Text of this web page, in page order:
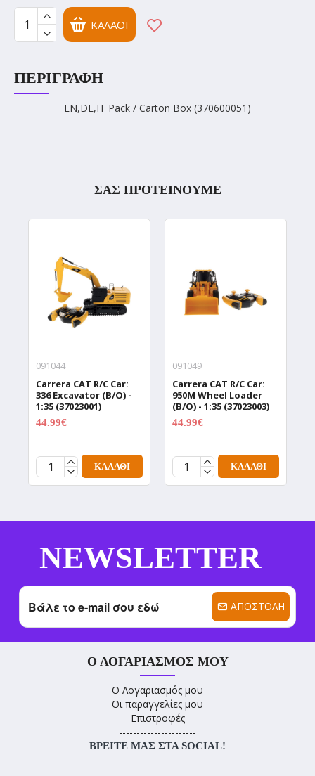
ΚΑΛΆΘΙ
ΠΕΡΙΓΡΑΦΉ
EN,DE,IT Pack / Carton Box (370600051)
ΣΑΣ ΠΡΟΤΕΙΝΟΥΜΕ
091044
Carrera CAT R/C Car:
336 Excavator (B/O) -
1:35 (37023001)
44.99€
ΚΑΛΆΘΙ
091049
Carrera CAT R/C Car:
950M Wheel Loader
(B/O) - 1:35 (37023003)
44.99€
ΚΑΛΆΘΙ
NEWSLETTER
ΑΠΟΣΤΟΛΉ
Ο ΛΟΓΑΡΙΑΣΜΌΣ ΜΟΥ
Ο Λογαριασμός μου
Οι παραγγελίες μου
Επιστροφές
----------------------
ΒΡΕΊΤΕ ΜΑΣ ΣΤΑ SOCIAL!